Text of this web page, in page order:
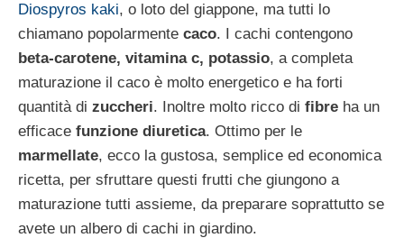
Diospyros kaki, o loto del giappone, ma tutti lo
chiamano popolarmente caco. I cachi contengono
beta-carotene, vitamina c, potassio, a completa
maturazione il caco è molto energetico e ha forti
quantità di zuccheri. Inoltre molto ricco di fibre ha un
efficace funzione diuretica. Ottimo per le
marmellate, ecco la gustosa, semplice ed economica
ricetta, per sfruttare questi frutti che giungono a
maturazione tutti assieme, da preparare soprattutto se
avete un albero di cachi in giardino.